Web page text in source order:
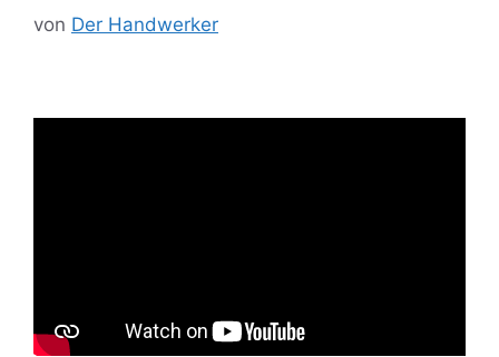
von Der Handwerker